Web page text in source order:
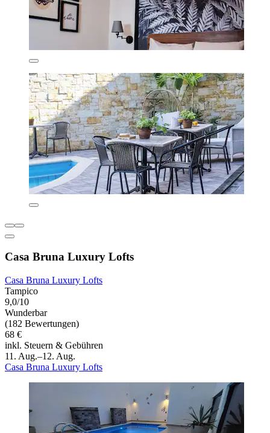
Casa Bruna Luxury Lofts
Casa Bruna Luxury Lofts
Tampico
9,0/10
Wunderbar
(182 Bewertungen)
68 €
inkl. Steuern & Gebühren
11. Aug.–12. Aug.
Casa Bruna Luxury Lofts